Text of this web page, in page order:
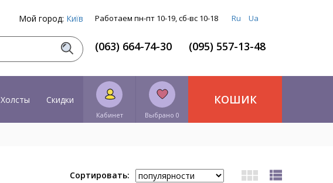
Мой город: Київ Работаем пн-пт 10-19, сб-вс 10-18 Ru Ua
(063) 664-74-30 (095) 557-13-48
Холсты Скидки
Кабинет Выбрано 0
КОШИК
Сортировать: